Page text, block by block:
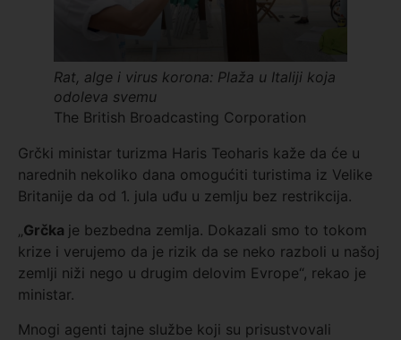
Rat, alge i virus korona: Plaža u Italiji koja
odoleva svemu
The British Broadcasting Corporation
Grčki ministar turizma Haris Teoharis kaže da će u
narednih nekoliko dana omogućiti turistima iz Velike
Britanije da od 1. jula uđu u zemlju bez restrikcija.
„Grčka je bezbedna zemlja. Dokazali smo to tokom
krize i verujemo da je rizik da se neko razboli u našoj
zemlji niži nego u drugim delovim Evrope“, rekao je
ministar.
Mnogi agenti tajne službe koji su prisustvovali